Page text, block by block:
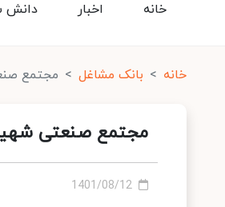
دانش اخبار خانه
خانه بانک مشاغل مجتمع
مجتمع صنعتی
1401/08/12